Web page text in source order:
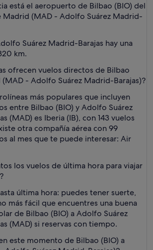
está el aeropuerto de Bilbao (BIO) del
(MAD - Adolfo Suárez Madrid-
Suárez Madrid-Barajas hay una
km.
ofrecen vuelos directos de Bilbao
(MAD - Adolfo Suárez Madrid-Barajas)?
más populares que incluyen
entre Bilbao (BIO) y Adolfo Suárez
(MAD) es Iberia (IB), con 143 vuelos
otra compañía aérea con 99
al mes que te puede interesar: Air
los vuelos de última hora para viajar
última hora: puedes tener suerte,
más fácil que encuentres una buena
de Bilbao (BIO) a Adolfo Suárez
(MAD) si reservas con tiempo.
este momento de Bilbao (BIO) a